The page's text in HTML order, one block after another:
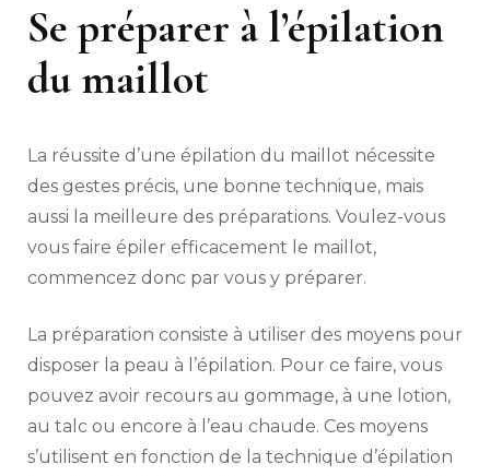
Se préparer à l’épilation
du maillot
La réussite d’une épilation du maillot nécessite
des gestes précis, une bonne technique, mais
aussi la meilleure des préparations. Voulez-vous
vous faire épiler efficacement le maillot,
commencez donc par vous y préparer.
La préparation consiste à utiliser des moyens pour
disposer la peau à l’épilation. Pour ce faire, vous
pouvez avoir recours au gommage, à une lotion,
au talc ou encore à l’eau chaude. Ces moyens
s’utilisent en fonction de la technique d’épilation